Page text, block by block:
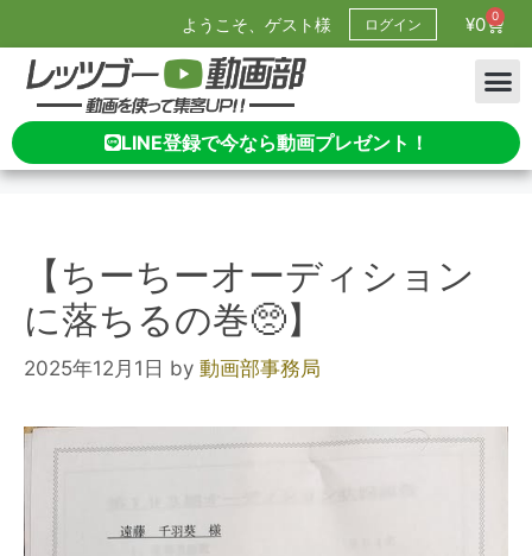
ようこそ、ゲスト様 ログイン ¥0 0
LINE登録で今なら動画プレゼント！
【ちーちーオーディション
に落ちるの巻🥺】
2025年12月1日 by 動画部事務局